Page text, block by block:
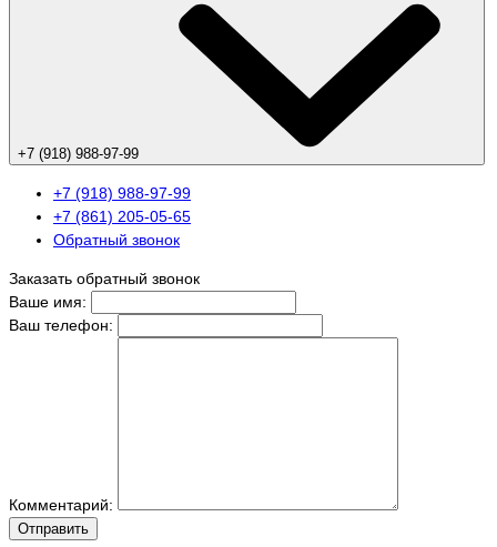
+7 (918) 988-97-99
+7 (918) 988-97-99
+7 (861) 205-05-65
Обратный звонок
Заказать обратный звонок
Ваше имя:
Ваш телефон:
Комментарий:
Отправить